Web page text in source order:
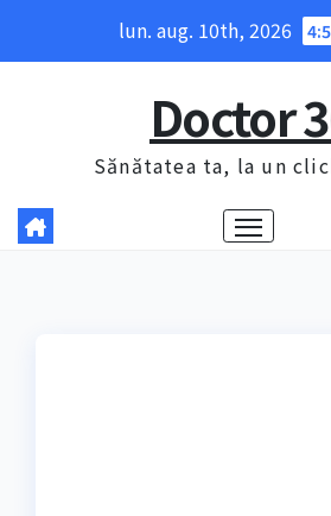
lun. aug. 10th, 2026
Doctor
Sănătatea ta, la un